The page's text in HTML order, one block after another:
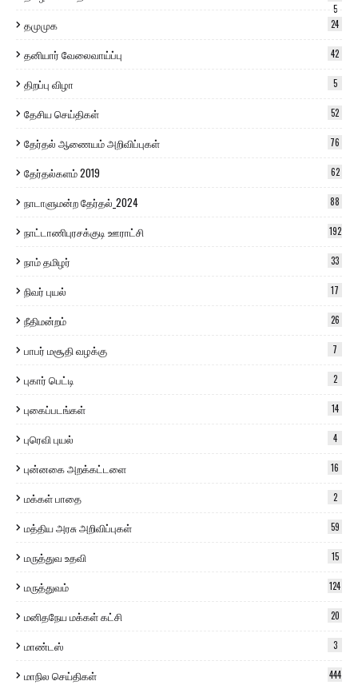
5
தமுமுக 24
தனியார் வேலைவாய்ப்பு 42
திறப்பு விழா 5
தேசிய செய்திகள் 52
தேர்தல் ஆணையம் அறிவிப்புகள் 76
தேர்தல்களம் 2019 62
நாடாளுமன்ற தேர்தல்_2024 88
நாட்டாணிபுரசக்குடி ஊராட்சி 192
நாம் தமிழர் 33
நிவர் புயல் 17
நீதிமன்றம் 26
பாபர் மசூதி வழக்கு 7
புகார் பெட்டி 2
புகைப்படங்கள் 14
புரெவி புயல் 4
புன்னகை அறக்கட்டளை 16
மக்கள் பாதை 2
மத்திய அரசு அறிவிப்புகள் 59
மருத்துவ உதவி 15
மருத்துவம் 124
மனிதநேய மக்கள் கட்சி 20
மாண்டஸ் 3
மாநில செய்திகள் 444